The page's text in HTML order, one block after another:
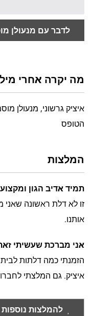
לדבר עם מנעולן
מה יקרה אחרי
איציק גרשוני, מנעולן
הטופס
המלצות
תמיד אדיב הגון
זו לא דלת ראשונה שאני
אותנו.
אני מברכת שעשיתי
הזמנתי כמה דלתות
איציק. גם המלצתי
להמלצות נוספות